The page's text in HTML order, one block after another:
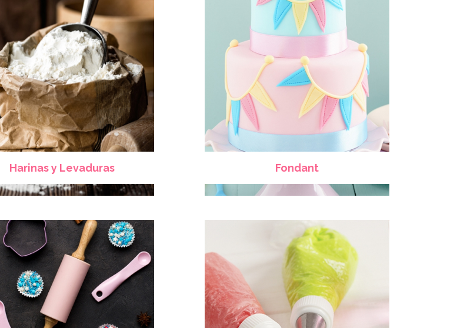
Harinas y Levaduras Fondant